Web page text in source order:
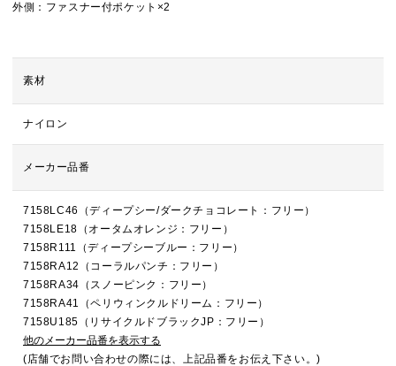
外側：ファスナー付ポケット×2
素材
ナイロン
メーカー品番
7158LC46（ディープシー/ダークチョコレート：フリー）
7158LE18（オータムオレンジ：フリー）
7158R111（ディープシーブルー：フリー）
7158RA12（コーラルパンチ：フリー）
7158RA34（スノーピンク：フリー）
7158RA41（ペリウィンクルドリーム：フリー）
7158U185（リサイクルドブラックJP：フリー）
他のメーカー品番を表示する
(店舗でお問い合わせの際には、上記品番をお伝え下さい。)